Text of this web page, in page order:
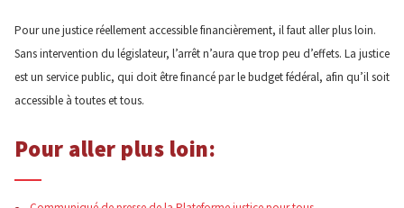
Pour une justice réellement accessible financièrement, il faut aller plus loin.
Sans intervention du législateur, l’arrêt n’aura que trop peu d’effets. La justice
est un service public, qui doit être financé par le budget fédéral, afin qu’il soit
accessible à toutes et tous.
Pour aller plus loin: